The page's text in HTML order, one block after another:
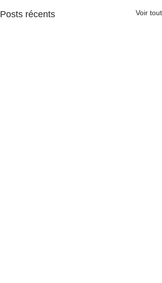
Posts récents Voir tout